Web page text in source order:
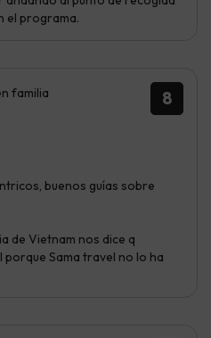
el programa.
8
familia
buenos guías sobre
de Vietnam nos dice q
Sama travel no lo ha